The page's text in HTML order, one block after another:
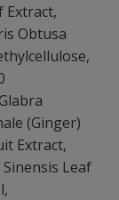
Extract,
Obtusa
(Ginger)
Extract,
Leaf